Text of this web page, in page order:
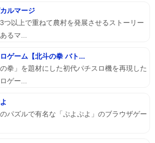
ルマージ
つ以上で重ねて農村を発展させるストーリー
るマ...
ゲーム【北斗の拳 バト...
の拳」を題材にした初代パチスロ機を再現した
ゲー...
パズルで有名な「ぷよぷよ」のブラウザゲー